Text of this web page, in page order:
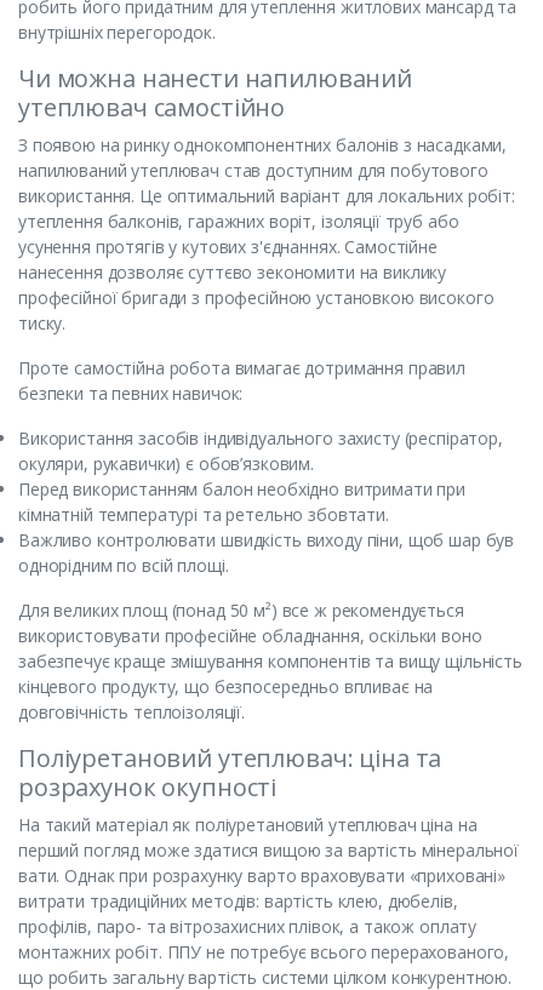
робить його придатним для утеплення житлових мансард та
внутрішніх перегородок.
Чи можна нанести напилюваний
утеплювач самостійно
З появою на ринку однокомпонентних балонів з насадками,
напилюваний утеплювач став доступним для побутового
використання. Це оптимальний варіант для локальних робіт:
утеплення балконів, гаражних воріт, ізоляції труб або
усунення протягів у кутових з'єднаннях. Самостійне
нанесення дозволяє суттєво зекономити на виклику
професійної бригади з професійною установкою високого
тиску.
Проте самостійна робота вимагає дотримання правил
безпеки та певних навичок:
Використання засобів індивідуального захисту (респіратор,
окуляри, рукавички) є обов’язковим.
Перед використанням балон необхідно витримати при
кімнатній температурі та ретельно збовтати.
Важливо контролювати швидкість виходу піни, щоб шар був
однорідним по всій площі.
Для великих площ (понад 50 м²) все ж рекомендується
використовувати професійне обладнання, оскільки воно
забезпечує краще змішування компонентів та вищу щільність
кінцевого продукту, що безпосередньо впливає на
довговічність теплоізоляції.
Поліуретановий утеплювач: ціна та
розрахунок окупності
На такий матеріал як поліуретановий утеплювач ціна на
перший погляд може здатися вищою за вартість мінеральної
вати. Однак при розрахунку варто враховувати «приховані»
витрати традиційних методів: вартість клею, дюбелів,
профілів, паро- та вітрозахисних плівок, а також оплату
монтажних робіт. ППУ не потребує всього перерахованого,
що робить загальну вартість системи цілком конкурентною.